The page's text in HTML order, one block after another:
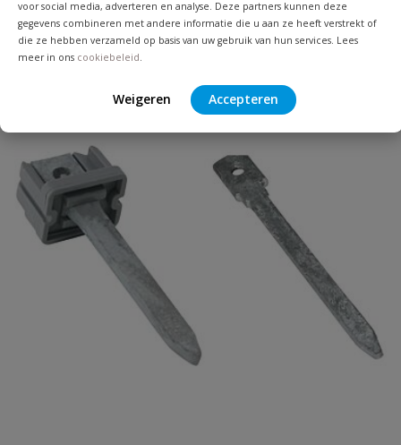
voor social media, adverteren en analyse. Deze partners kunnen deze
gegevens combineren met andere informatie die u aan ze heeft verstrekt of
die ze hebben verzameld op basis van uw gebruik van hun services. Lees
meer in ons cookiebeleid.
Weigeren Accepteren
Je beoordeelt:BIS PVC beugel
Naam
Samenvatting